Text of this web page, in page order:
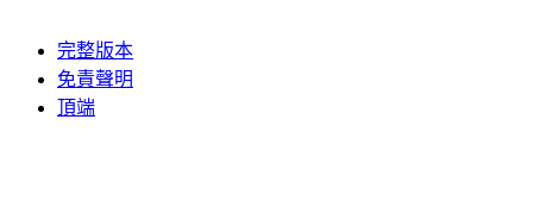
完整版本
免責聲明
頂端